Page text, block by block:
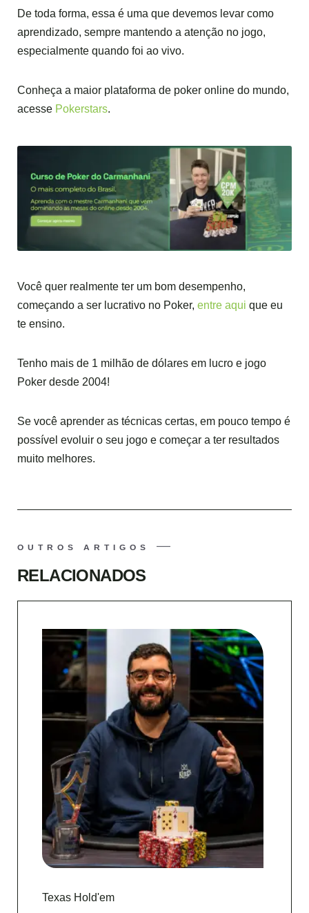
De toda forma, essa é uma que devemos levar como
aprendizado, sempre mantendo a atenção no jogo,
especialmente quando foi ao vivo.
Conheça a maior plataforma de poker online do mundo,
acesse Pokerstars.
Você quer realmente ter um bom desempenho,
começando a ser lucrativo no Poker, entre aqui que eu
te ensino.
Tenho mais de 1 milhão de dólares em lucro e jogo
Poker desde 2004!
Se você aprender as técnicas certas, em pouco tempo é
possível evoluir o seu jogo e começar a ter resultados
muito melhores.
OUTROS ARTIGOS
RELACIONADOS
Texas Hold'em